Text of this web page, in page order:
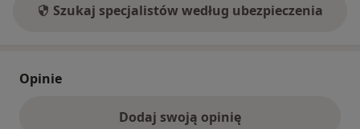
Szukaj specjalistów według ubezpieczenia
Opinie
Dodaj swoją opinię